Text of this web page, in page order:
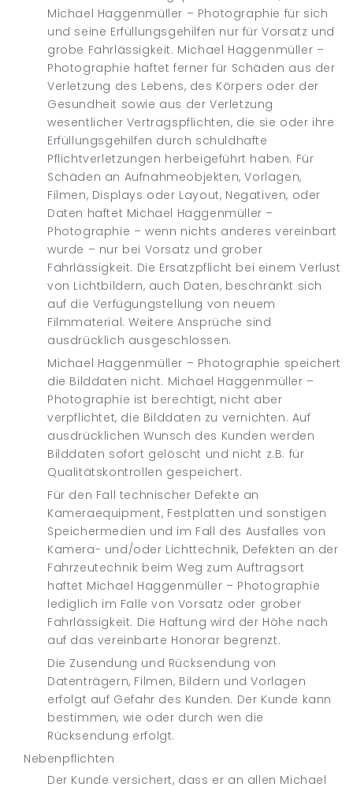
Michael Haggenmüller – Photographie für sich
und seine Erfüllungsgehilfen nur für Vorsatz und
grobe Fahrlässigkeit. Michael Haggenmüller –
Photographie haftet ferner für Schäden aus der
Verletzung des Lebens, des Körpers oder der
Gesundheit sowie aus der Verletzung
wesentlicher Vertragspflichten, die sie oder ihre
Erfüllungsgehilfen durch schuldhafte
Pflichtverletzungen herbeigeführt haben. Für
Schäden an Aufnahmeobjekten, Vorlagen,
Filmen, Displays oder Layout, Negativen, oder
Daten haftet Michael Haggenmüller –
Photographie – wenn nichts anderes vereinbart
wurde – nur bei Vorsatz und grober
Fahrlässigkeit. Die Ersatzpflicht bei einem Verlust
von Lichtbildern, auch Daten, beschränkt sich
auf die Verfügungstellung von neuem
Filmmaterial. Weitere Ansprüche sind
ausdrücklich ausgeschlossen.
Michael Haggenmüller – Photographie speichert
die Bilddaten nicht. Michael Haggenmüller –
Photographie ist berechtigt, nicht aber
verpflichtet, die Bilddaten zu vernichten. Auf
ausdrücklichen Wunsch des Kunden werden
Bilddaten sofort gelöscht und nicht z.B. für
Qualitätskontrollen gespeichert.
Für den Fall technischer Defekte an
Kameraequipment, Festplatten und sonstigen
Speichermedien und im Fall des Ausfalles von
Kamera- und/oder Lichttechnik, Defekten an der
Fahrzeutechnik beim Weg zum Auftragsort
haftet Michael Haggenmüller – Photographie
lediglich im Falle von Vorsatz oder grober
Fahrlässigkeit. Die Haftung wird der Höhe nach
auf das vereinbarte Honorar begrenzt.
Die Zusendung und Rücksendung von
Datenträgern, Filmen, Bildern und Vorlagen
erfolgt auf Gefahr des Kunden. Der Kunde kann
bestimmen, wie oder durch wen die
Rücksendung erfolgt.
Nebenpflichten
Der Kunde versichert, dass er an allen Michael